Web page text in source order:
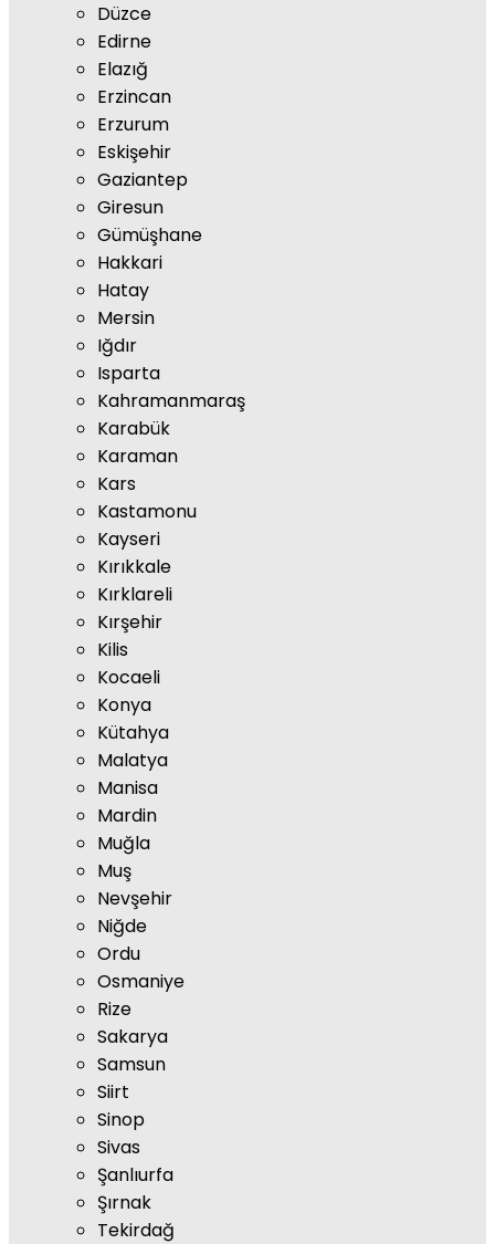
Düzce
Edirne
Elazığ
Erzincan
Erzurum
Eskişehir
Gaziantep
Giresun
Gümüşhane
Hakkari
Hatay
Mersin
Iğdır
Isparta
Kahramanmaraş
Karabük
Karaman
Kars
Kastamonu
Kayseri
Kırıkkale
Kırklareli
Kırşehir
Kilis
Kocaeli
Konya
Kütahya
Malatya
Manisa
Mardin
Muğla
Muş
Nevşehir
Niğde
Ordu
Osmaniye
Rize
Sakarya
Samsun
Siirt
Sinop
Sivas
Şanlıurfa
Şırnak
Tekirdağ